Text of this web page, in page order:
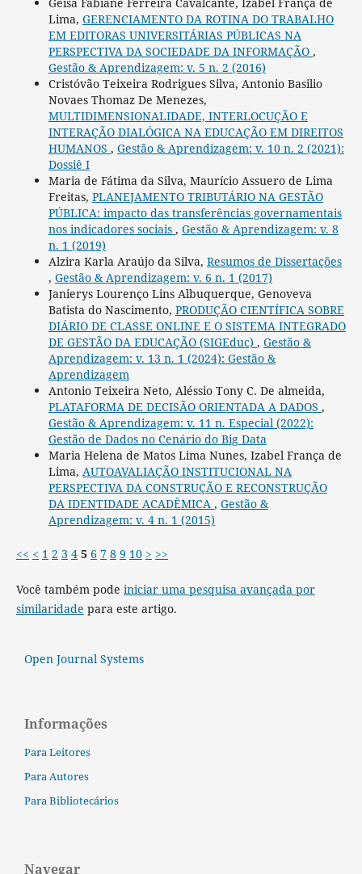
Lima, GERENCIAMENTO DA ROTINA DO TRABALHO
EM EDITORAS UNIVERSITÁRIAS PÚBLICAS NA
PERSPECTIVA DA SOCIEDADE DA INFORMAÇÃO ,
Gestão & Aprendizagem: v. 5 n. 2 (2016)
Cristóvão Teixeira Rodrigues Silva, Antonio Basilio
Novaes Thomaz De Menezes,
MULTIDIMENSIONALIDADE, INTERLOCUÇÃO E
INTERAÇÃO DIALÓGICA NA EDUCAÇÃO EM DIREITOS
HUMANOS , Gestão & Aprendizagem: v. 10 n. 2 (2021):
Dossiê I
Maria de Fátima da Silva, Maurício Assuero de Lima
Freitas, PLANEJAMENTO TRIBUTÁRIO NA GESTÃO
PÚBLICA: impacto das transferências governamentais
nos indicadores sociais , Gestão & Aprendizagem: v. 8
n. 1 (2019)
Alzira Karla Araújo da Silva, Resumos de Dissertações
, Gestão & Aprendizagem: v. 6 n. 1 (2017)
Janierys Lourenço Lins Albuquerque, Genoveva
Batista do Nascimento, PRODUÇÃO CIENTÍFICA SOBRE
DIÁRIO DE CLASSE ONLINE E O SISTEMA INTEGRADO
DE GESTÃO DA EDUCAÇÃO (SIGEduc) , Gestão &
Aprendizagem: v. 13 n. 1 (2024): Gestão &
Aprendizagem
Antonio Teixeira Neto, Aléssio Tony C. De almeida,
PLATAFORMA DE DECISÃO ORIENTADA A DADOS ,
Gestão & Aprendizagem: v. 11 n. Especial (2022):
Gestão de Dados no Cenário do Big Data
Maria Helena de Matos Lima Nunes, Izabel França de
Lima, AUTOAVALIAÇÃO INSTITUCIONAL NA
PERSPECTIVA DA CONSTRUÇÃO E RECONSTRUÇÃO
DA IDENTIDADE ACADÊMICA , Gestão &
Aprendizagem: v. 4 n. 1 (2015)
<< < 1 2 3 4 5 6 7 8 9 10 > >>
Você também pode iniciar uma pesquisa avançada por
similaridade para este artigo.
Open Journal Systems
Informações
Para Leitores
Para Autores
Para Bibliotecários
Navegar